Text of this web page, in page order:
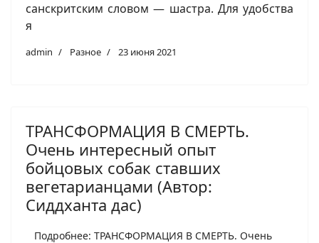
санскритским словом — шастра. Для удобства
я
admin Разное 23 июня 2021
ТРАНСФОРМАЦИЯ В СМЕРТЬ.
Очень интересный опыт
бойцовых собак ставших
вегетарианцами (Автор:
Сиддханта дас)
Подробнее: ТРАНСФОРМАЦИЯ В СМЕРТЬ. Очень